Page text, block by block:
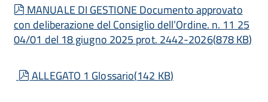
pdf
MANUALE DI GESTIONE Documento approvato
con deliberazione del Consiglio dell’Ordine. n. 11 25
04/01 del 18 giugno 2025 prot. 2442-2026(878 KB)
pdf
ALLEGATO 1 Glossario(142 KB)